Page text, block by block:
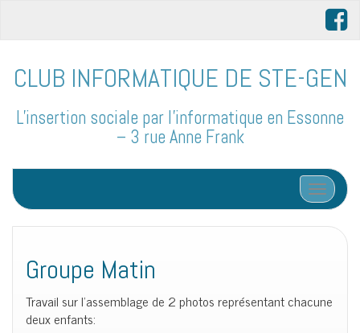
CLUB INFORMATIQUE DE STE-GEN
L'insertion sociale par l'informatique en Essonne
– 3 rue Anne Frank
Afficher/
Groupe Matin
Travail sur l’assemblage de 2 photos représentant chacune
deux enfants: